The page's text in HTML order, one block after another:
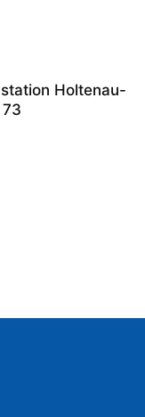
Holtenau-